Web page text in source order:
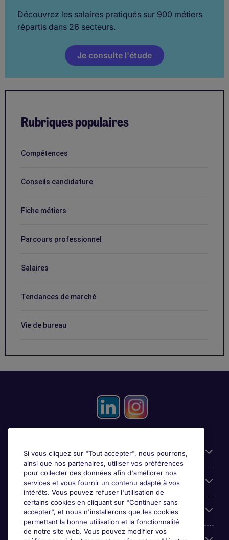
Découvrez les salaires pratiqués sur 900 métiers
répartis dans 26 secteurs.
Je consulte l'étude
Rubriques populaires
Compétences
Conseils candidature
Fiche métiers
Parcours professionnel
Salaires
Tendances de marché
Vie de bureau
Candidats
Entreprises
Contact
Si vous cliquez sur "Tout accepter", nous pourrons,
ainsi que nos partenaires, utiliser vos préférences
pour collecter des données afin d'améliorer nos
services et vous fournir un contenu adapté à vos
intérêts. Vous pouvez refuser l'utilisation de
certains cookies en cliquant sur "Continuer sans
accepter", et nous n'installerons que les cookies
permettant la bonne utilisation et la fonctionnalité
de notre site web. Vous pouvez modifier vos